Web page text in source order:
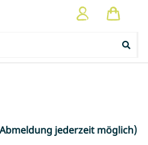
jederzeit möglich)